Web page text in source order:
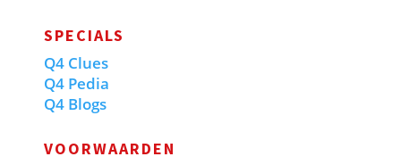
SPECIALS
Q4 Clues
Q4 Pedia
Q4 Blogs
VOORWAARDEN